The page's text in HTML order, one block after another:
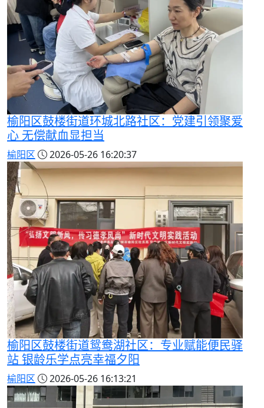
榆阳区鼓楼街道环城北路社区：党建引领聚爱
心 无偿献血显担当
榆阳区 2026-05-26 16:20:37
榆阳区鼓楼街道鸳鸯湖社区：专业赋能便民驿
站 银龄乐学点亮幸福夕阳
榆阳区 2026-05-26 16:13:21